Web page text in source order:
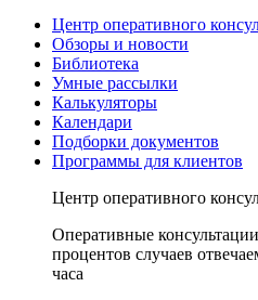
Центр оперативного
Обзоры и новости
Библиотека
Умные рассылки
Калькуляторы
Календари
Подборки документов
Программы для клиентов
Центр оперативного
Оперативные
процентов случаев
часа